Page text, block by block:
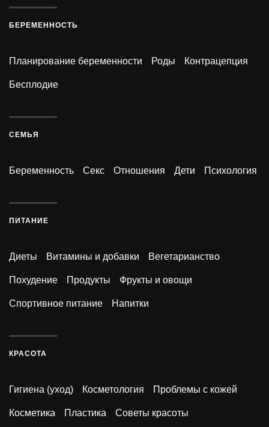
БЕРЕМЕННОСТЬ
Планирование беременности Роды Контрацепция
Бесплодие
СЕМЬЯ
Беременность Секс Отношения Дети Психология
ПИТАНИЕ
Диеты Витамины и добавки Вегетарианство
Похудение Продукты Фрукты и овощи
Спортивное питание Напитки
КРАСОТА
Гигиена (уход) Косметология Проблемы с кожей
Косметика Пластика Советы красоты